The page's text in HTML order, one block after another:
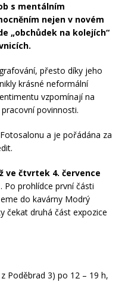
s mentálním
nejen v novém
„obchůdek na kolejích“
přesto díky jeho
krásné neformální
vzpomínají na
povinnosti.
a je pořádána za
ve čtvrtek 4. července
. Po prohlídce první části
do kavárny Modrý
čekat druhá část expozice
Poděbrad 3) po 12 – 19 h,